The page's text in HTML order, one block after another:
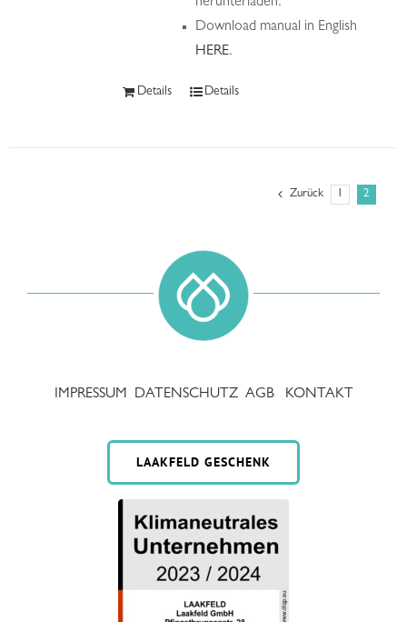
Download manual in English
HERE.
Details Details
Zurück 1 2
IMPRESSUM DATENSCHUTZ AGB KONTAKT
LAAKFELD GESCHENK